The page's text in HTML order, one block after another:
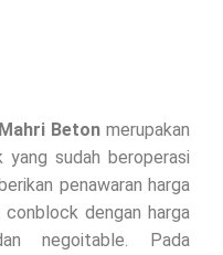
Beton merupakan
yang sudah beroperasi
penawaran harga
dengan harga
negoitable. Pada